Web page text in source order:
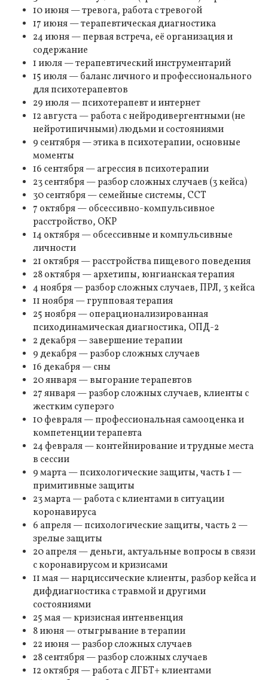
10 июня — тревога, работа с тревогой
17 июня — терапевтическая диагностика
24 июня — первая встреча, её организация и
содержание
1 июля — терапевтический инструментарий
15 июля — баланс личного и профессионального
для психотерапевтов
29 июля — психотерапевт и интернет
12 августа — работа с нейродивергентными (не
нейротипичными) людьми и состояниями
9 сентября — этика в психотерапии, основные
моменты
16 сентября — агрессия в психотерапии
23 сентября — разбор сложных случаев (3 кейса)
30 сентября — семейные системы, ССТ
7 октября — обсессивно-компульсивное
расстройство, ОКР
14 октября — обсессивные и компульсивные
личности
21 октября — расстройства пищевого поведения
28 октября — архетипы, юнгианская терапия
4 ноября — разбор сложных случаев, ПРЛ, 3 кейса
11 ноября — групповая терапия
25 ноября — операционализированная
психодинамическая диагностика, ОПД-2
2 декабря — завершение терапии
9 декабря — разбор сложных случаев
16 декабря — сны
20 января — выгорание терапевтов
27 января — разбор сложных случаев, клиенты с
жестким суперэго
10 февраля — профессиональная самооценка и
компетенции терапевта
24 февраля — контейнирование и трудные места
в сессии
9 марта — психологические защиты, часть 1 —
примитивные защиты
23 марта — работа с клиентами в ситуации
коронавируса
6 апреля — психологические защиты, часть 2 —
зрелые защиты
20 апреля — деньги, актуальные вопросы в связи
с коронавирусом и кризисами
11 мая — нарциссические клиенты, разбор кейса и
дифдиагностика с травмой и другими
состояниями
25 мая — кризисная интенвенция
8 июня — отыгрывание в терапии
22 июня — разбор сложных случаев
28 сентября — разбор сложных случаев
12 октября — работа с ЛГБТ+ клиентами